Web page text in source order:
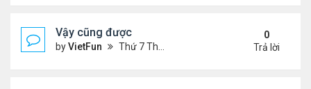
Vậy cũng được
byVietFun Thứ 7 Tháng 11 06, 2021 2:38 pm
0
Trả lời